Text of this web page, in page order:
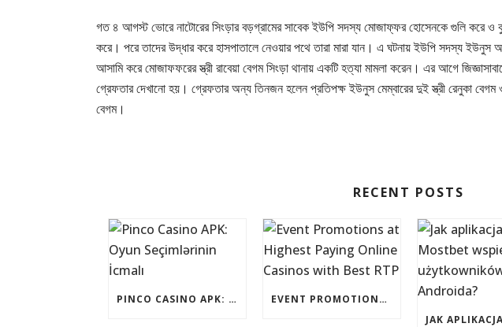
গত ৪ আগস্ট ভোরে নাটোরের সিংড়ার বড়গ্রামের সাবেক ইউপি সদস্য মোজাফ্ফর হোসেনকে গুলি করে
করে। পরে তাদের উদ্ধার করে হাসপাতালে নেওয়ার পথে তারা মারা যান। এ ঘটনায় ইউপি সদস্য
আসামি করে মোজাফফরের স্ত্রী রাবেয়া বেগম সিংড়া থানায় একটি হত্যা মামলা করেন। এর আগে
গ্রেফতার দেখানো হয়। গ্রেফতার অন্য তিনজন হলেন প্রতিপক্ষ ইউনুস মেম্বারের দুই স্ত্রী রেনুকা বেগম ও
বেগম।
RECENT POSTS
PINCO CASINO APK: OYUN SEÇIMLƏRININ İCMALI
EVENT PROMOTIONS AT HIGHEST PAYING ONLINE CASINOS WITH BEST RTP